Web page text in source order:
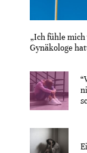
„Ich fühle
Gynäkologe